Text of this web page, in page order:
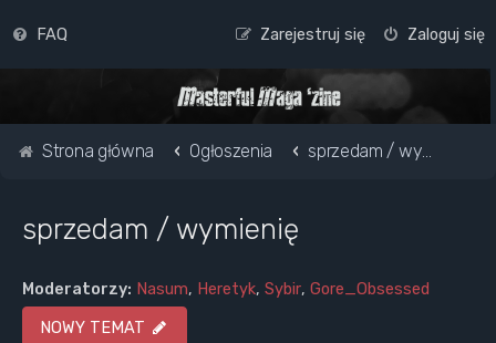
FAQ Zaloguj się
Zarejestruj się
Strona główna Ogłoszenia sprzedam / wymienię
sprzedam / wymienię
Moderatorzy: Nasum, Heretyk, Sybir, Gore_Obsessed
NOWY TEMAT